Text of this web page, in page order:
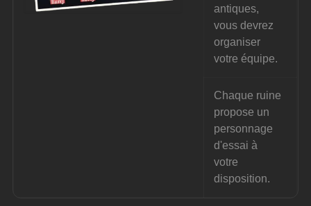
antiques,
vous devrez
organiser
votre équipe.
Chaque ruine
propose un
personnage
d'essai à
votre
disposition.